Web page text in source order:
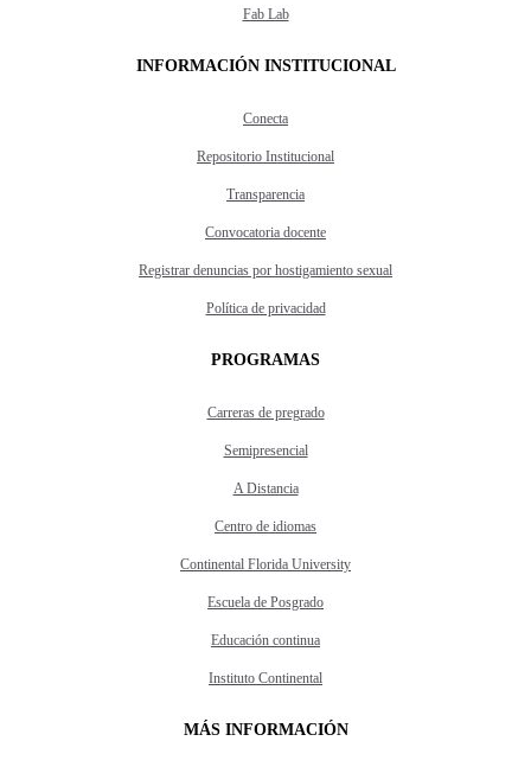
Fab Lab
INFORMACIÓN INSTITUCIONAL
Conecta
Repositorio Institucional
Transparencia
Convocatoria docente
Registrar denuncias por hostigamiento sexual
Política de privacidad
PROGRAMAS
Carreras de pregrado
Semipresencial
A Distancia
Centro de idiomas
Continental Florida University
Escuela de Posgrado
Educación continua
Instituto Continental
MÁS INFORMACIÓN